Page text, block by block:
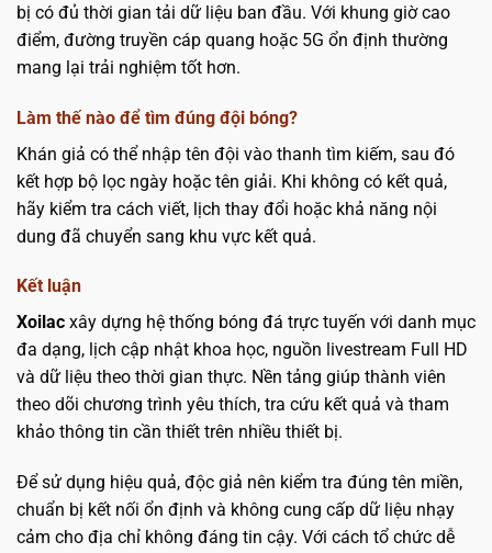
bị có đủ thời gian tải dữ liệu ban đầu. Với khung giờ cao
điểm, đường truyền cáp quang hoặc 5G ổn định thường
mang lại trải nghiệm tốt hơn.
Làm thế nào để tìm đúng đội bóng?
Khán giả có thể nhập tên đội vào thanh tìm kiếm, sau đó
kết hợp bộ lọc ngày hoặc tên giải. Khi không có kết quả,
hãy kiểm tra cách viết, lịch thay đổi hoặc khả năng nội
dung đã chuyển sang khu vực kết quả.
Kết luận
Xoilac xây dựng hệ thống bóng đá trực tuyến với danh mục
đa dạng, lịch cập nhật khoa học, nguồn livestream Full HD
và dữ liệu theo thời gian thực. Nền tảng giúp thành viên
theo dõi chương trình yêu thích, tra cứu kết quả và tham
khảo thông tin cần thiết trên nhiều thiết bị.
Để sử dụng hiệu quả, độc giả nên kiểm tra đúng tên miền,
chuẩn bị kết nối ổn định và không cung cấp dữ liệu nhạy
cảm cho địa chỉ không đáng tin cậy. Với cách tổ chức dễ